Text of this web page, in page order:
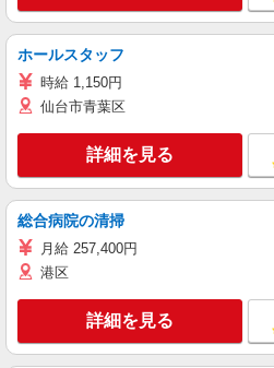
ホールスタッフ
時給 1,150円
仙台市青葉区
詳細を見る
総合病院の清掃
月給 257,400円
港区
詳細を見る